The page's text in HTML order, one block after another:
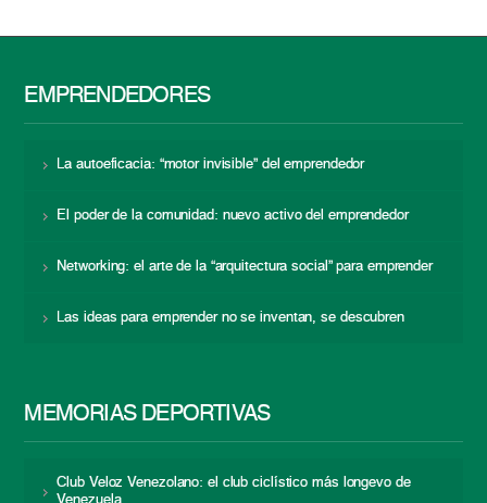
EMPRENDEDORES
La autoeficacia: “motor invisible” del emprendedor
El poder de la comunidad: nuevo activo del emprendedor
Networking: el arte de la “arquitectura social” para emprender
Las ideas para emprender no se inventan, se descubren
MEMORIAS DEPORTIVAS
Club Veloz Venezolano: el club ciclístico más longevo de
Venezuela